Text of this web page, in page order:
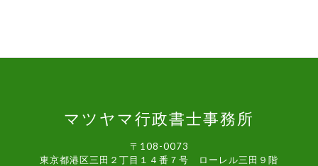
マツヤマ行政書士事務所
〒108-0073
東京都港区三田２丁目１４番７号 ローレル三田９階